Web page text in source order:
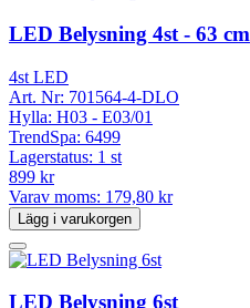
LED Belysning 4st - 63 cm
4st LED
Art. Nr: 701564-4-DLO
Hylla: H03 - E03/01
TrendSpa: 6499
Lagerstatus: 1 st
899 kr
Varav moms: 179,80 kr
Lägg i varukorgen
LED Belysning 6st